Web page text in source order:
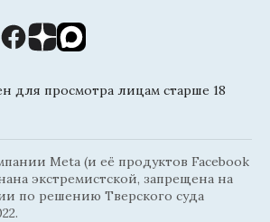
для просмотра лицам старше 18
Meta (и её продуктов Facebook
экстремистской, запрещена на
по решению Тверского суда